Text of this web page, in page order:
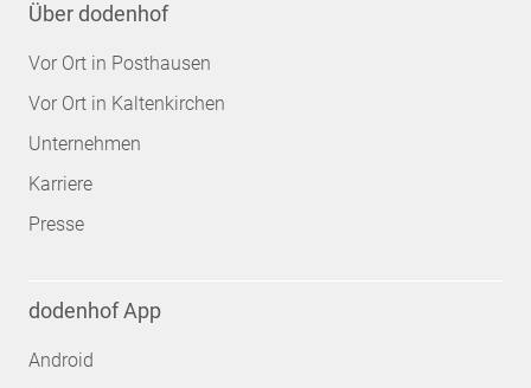
Über dodenhof
Vor Ort in Posthausen
Vor Ort in Kaltenkirchen
Unternehmen
Karriere
Presse
dodenhof App
Android